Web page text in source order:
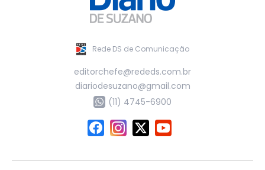
Rede DS de Comunicação
editorchefe@rededs.com.br
diariodesuzano@gmail.com
(11) 4745-6900